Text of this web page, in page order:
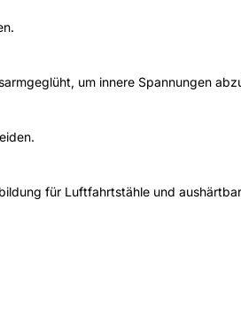
um innere Spannungen
für Luftfahrtstähle und